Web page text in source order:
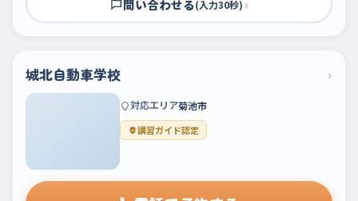
問い合わせる(入力30秒) ›
城北自動車学校 ›
対応エリア菊池市
講習ガイド認定